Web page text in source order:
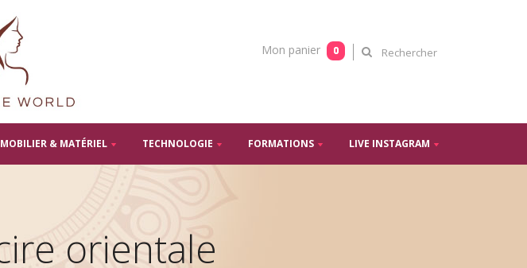
Mon panier 0
MOBILIER & MATÉRIEL TECHNOLOGIE FORMATIONS LIVE INSTAGRAM
orientale